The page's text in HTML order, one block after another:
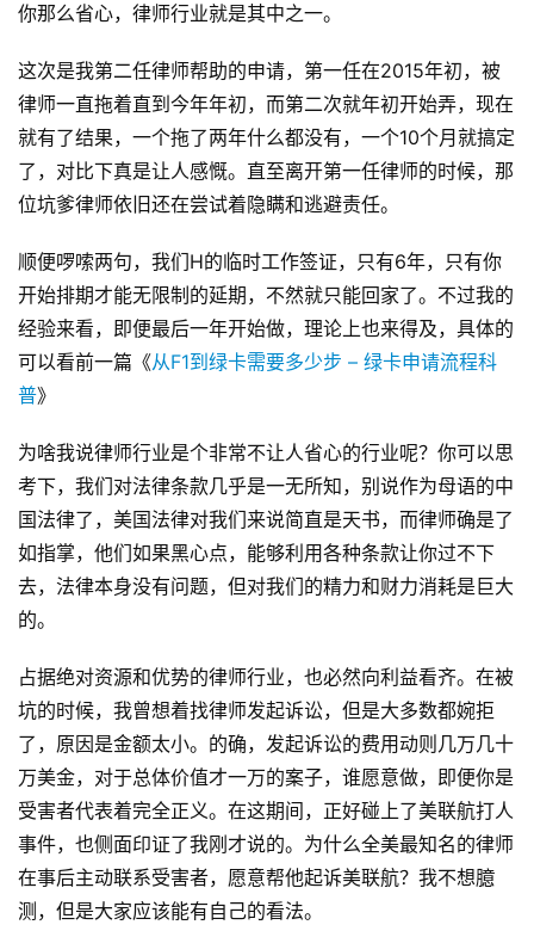
你那么省心，律师行业就是其中之一。
这次是我第二任律师帮助的申请，第一任在2015年初，被
律师一直拖着直到今年年初，而第二次就年初开始弄，现在
就有了结果，一个拖了两年什么都没有，一个10个月就搞定
了，对比下真是让人感慨。直至离开第一任律师的时候，那
位坑爹律师依旧还在尝试着隐瞒和逃避责任。
顺便啰嗦两句，我们H的临时工作签证，只有6年，只有你
开始排期才能无限制的延期，不然就只能回家了。不过我的
经验来看，即便最后一年开始做，理论上也来得及，具体的
可以看前一篇《从F1到绿卡需要多少步 – 绿卡申请流程科
普》
为啥我说律师行业是个非常不让人省心的行业呢？你可以思
考下，我们对法律条款几乎是一无所知，别说作为母语的中
国法律了，美国法律对我们来说简直是天书，而律师确是了
如指掌，他们如果黑心点，能够利用各种条款让你过不下
去，法律本身没有问题，但对我们的精力和财力消耗是巨大
的。
占据绝对资源和优势的律师行业，也必然向利益看齐。在被
坑的时候，我曾想着找律师发起诉讼，但是大多数都婉拒
了，原因是金额太小。的确，发起诉讼的费用动则几万几十
万美金，对于总体价值才一万的案子，谁愿意做，即便你是
受害者代表着完全正义。在这期间，正好碰上了美联航打人
事件，也侧面印证了我刚才说的。为什么全美最知名的律师
在事后主动联系受害者，愿意帮他起诉美联航？我不想臆
测，但是大家应该能有自己的看法。